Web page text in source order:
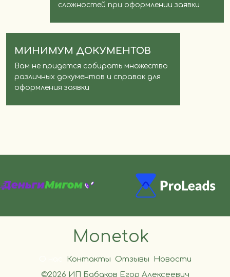
сложностей при оформлении заявки
МИНИМУМ ДОКУМЕНТОВ
Вам не придется собирать множество
различных документов и справок для
оформления заявки
Monetok
Контакты Отзывы
Новости
©2026 ИП Бабаков Егор Алексеевич